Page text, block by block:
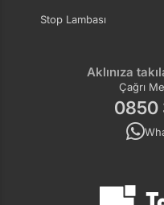
Stop Lambası
Aklınıza
Çağrı
0850